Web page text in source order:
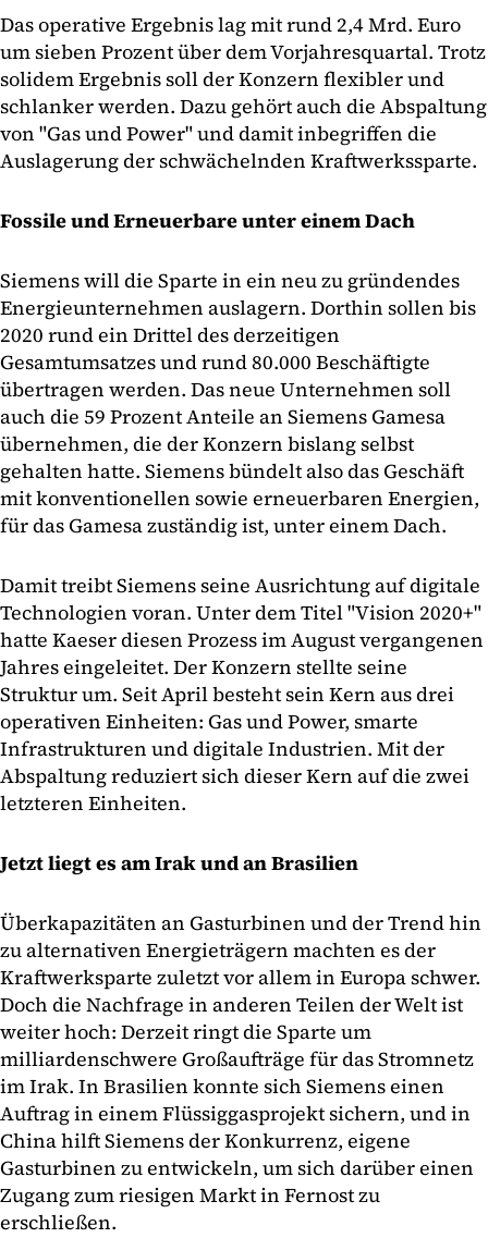
Das operative Ergebnis lag mit rund 2,4 Mrd. Euro
um sieben Prozent über dem Vorjahresquartal. Trotz
solidem Ergebnis soll der Konzern flexibler und
schlanker werden. Dazu gehört auch die Abspaltung
von "Gas und Power" und damit inbegriffen die
Auslagerung der schwächelnden Kraftwerkssparte.
Fossile und Erneuerbare unter einem Dach
Siemens will die Sparte in ein neu zu gründendes
Energieunternehmen auslagern. Dorthin sollen bis
2020 rund ein Drittel des derzeitigen
Gesamtumsatzes und rund 80.000 Beschäftigte
übertragen werden. Das neue Unternehmen soll
auch die 59 Prozent Anteile an Siemens Gamesa
übernehmen, die der Konzern bislang selbst
gehalten hatte. Siemens bündelt also das Geschäft
mit konventionellen sowie erneuerbaren Energien,
für das Gamesa zuständig ist, unter einem Dach.
Damit treibt Siemens seine Ausrichtung auf digitale
Technologien voran. Unter dem Titel "Vision 2020+"
hatte Kaeser diesen Prozess im August vergangenen
Jahres eingeleitet. Der Konzern stellte seine
Struktur um. Seit April besteht sein Kern aus drei
operativen Einheiten: Gas und Power, smarte
Infrastrukturen und digitale Industrien. Mit der
Abspaltung reduziert sich dieser Kern auf die zwei
letzteren Einheiten.
Jetzt liegt es am Irak und an Brasilien
Überkapazitäten an Gasturbinen und der Trend hin
zu alternativen Energieträgern machten es der
Kraftwerksparte zuletzt vor allem in Europa schwer.
Doch die Nachfrage in anderen Teilen der Welt ist
weiter hoch: Derzeit ringt die Sparte um
milliardenschwere Großaufträge für das Stromnetz
im Irak. In Brasilien konnte sich Siemens einen
Auftrag in einem Flüssiggasprojekt sichern, und in
China hilft Siemens der Konkurrenz, eigene
Gasturbinen zu entwickeln, um sich darüber einen
Zugang zum riesigen Markt in Fernost zu
erschließen.